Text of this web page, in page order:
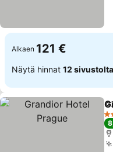
Alkaen 121 €
Näytä hinnat 12 sivustolta
5